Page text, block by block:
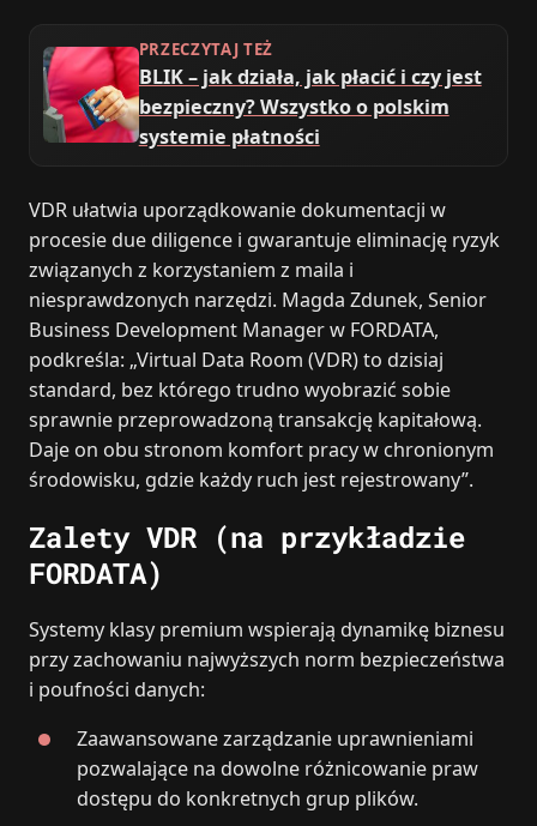
PRZECZYTAJ TEŻ
BLIK – jak działa, jak płacić i czy jest
bezpieczny? Wszystko o polskim
systemie płatności
VDR ułatwia uporządkowanie dokumentacji w
procesie due diligence i gwarantuje eliminację ryzyk
związanych z korzystaniem z maila i
niesprawdzonych narzędzi. Magda Zdunek, Senior
Business Development Manager w FORDATA,
podkreśla: „Virtual Data Room (VDR) to dzisiaj
standard, bez którego trudno wyobrazić sobie
sprawnie przeprowadzoną transakcję kapitałową.
Daje on obu stronom komfort pracy w chronionym
środowisku, gdzie każdy ruch jest rejestrowany”.
Zalety VDR (na przykładzie
FORDATA)
Systemy klasy premium wspierają dynamikę biznesu
przy zachowaniu najwyższych norm bezpieczeństwa
i poufności danych:
Zaawansowane zarządzanie uprawnieniami
pozwalające na dowolne różnicowanie praw
dostępu do konkretnych grup plików.